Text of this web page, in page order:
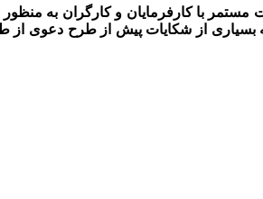
مستمر با کارفرمایان و کارگران به
بسیاری از شکایات پیش از طرح دعوی